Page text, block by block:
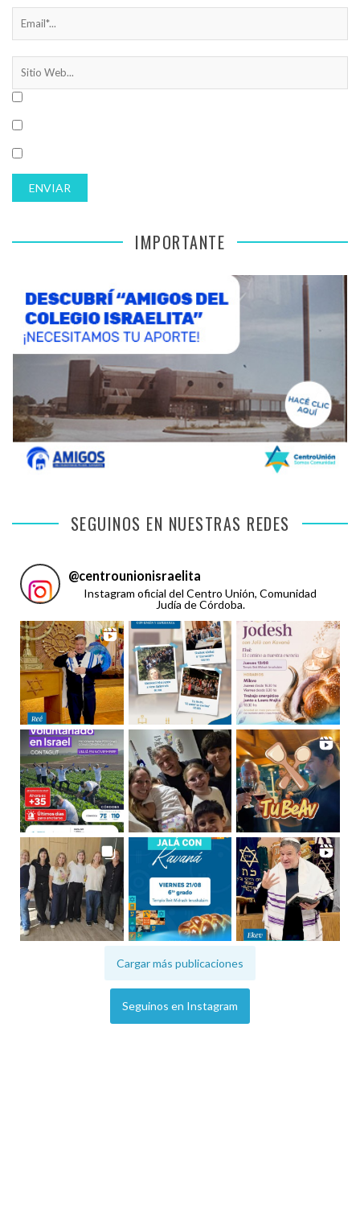
IMPORTANTE
SEGUINOS EN NUESTRAS REDES
@centrounionisraelita
Instagram oficial del Centro Unión, Comunidad
Judía de Córdoba.
Cargar más publicaciones
Seguinos en Instagram